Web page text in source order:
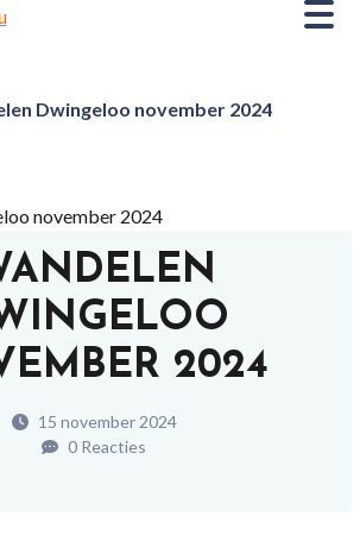
Dwingeloo november 2024
2024
15 november 2024
0 Reacties